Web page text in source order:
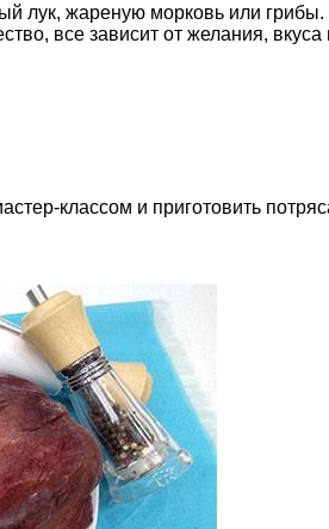
жареную морковь или грибы.
все зависит от желания,
классом и приготовить